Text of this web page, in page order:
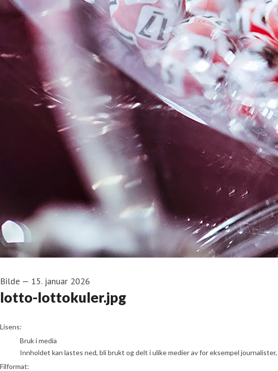
Bilde — 15. januar 2026
lotto-lottokuler.jpg
go to media item
Lisens:
Bruk i media
Innholdet kan lastes ned, bli brukt og delt i ulike medier av for eksempel
Filformat: